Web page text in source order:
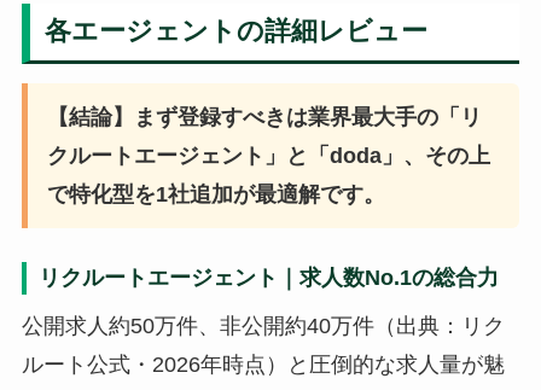
各エージェントの詳細レビュー
【結論】まず登録すべきは業界最大手の「リ
クルートエージェント」と「doda」、その上
で特化型を1社追加が最適解です。
リクルートエージェント｜求人数No.1の総合力
公開求人約50万件、非公開約40万件（出典：リク
ルート公式・2026年時点）と圧倒的な求人量が魅